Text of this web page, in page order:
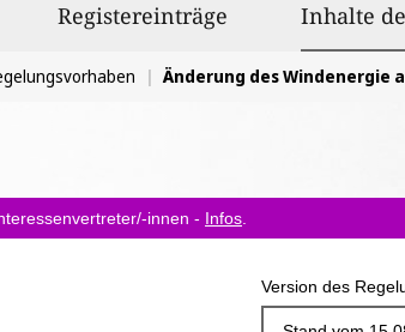
Registereinträge Inhalte
Änderung des Windenergie auf
innen - Infos
Version des